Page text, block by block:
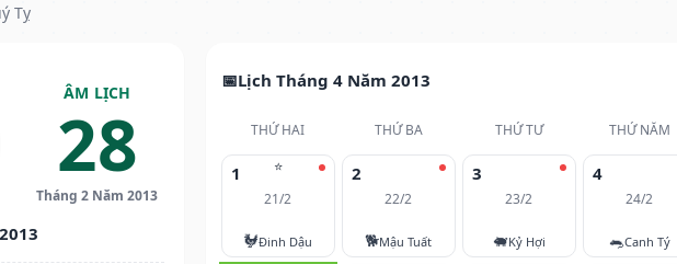
Tỵ
ÂM LỊCH
28
Tháng 2 Năm 2013
Lịch Tháng 4 Năm 2013
THỨ HAI THỨ BA THỨ TƯ THỨ NĂM
⭐
1
21/2
🐓Đinh Dậu
2
22/2
🐕Mậu Tuất
3
23/2
🐖Kỷ Hợi
4
24/2
🐀Canh Tý